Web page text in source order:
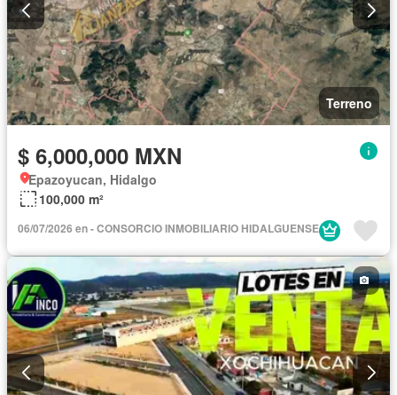
Terreno
$ 6,000,000 MXN
Epazoyucan, Hidalgo
100,000 m²
06/07/2026 en - CONSORCIO INMOBILIARIO HIDALGUENSE